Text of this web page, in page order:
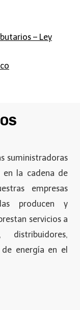
– Ley
suministradoras
en la cadena de
empresas
producen y
servicios a
distribuidores,
energía en el